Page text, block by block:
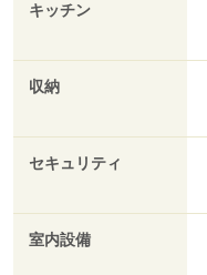
キッチン
収納
セキュリティ
室内設備